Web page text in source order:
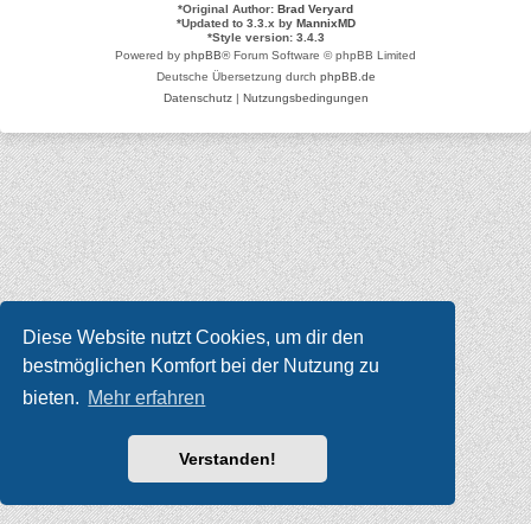
Diese Website nutzt Cookies, um dir den
bestmöglichen Komfort bei der Nutzung zu
bieten. Mehr erfahren
Verstanden!
*Original Author: Brad Veryard
*Updated to 3.3.x by MannixMD
*Style version: 3.4.3
Powered by phpBB® Forum Software © phpBB Limited
Deutsche Übersetzung durch phpBB.de
Datenschutz| Nutzungsbedingungen